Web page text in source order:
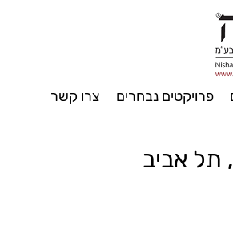
פרויקטים נבחרים צרו קשר
תל אביב